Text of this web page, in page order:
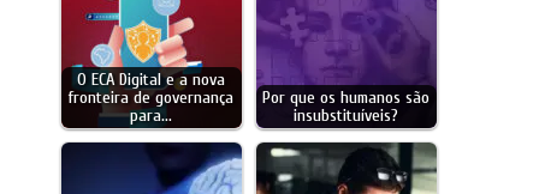
O ECA Digital e a nova
fronteira de governança
para…
Por que os humanos são
insubstituíveis?